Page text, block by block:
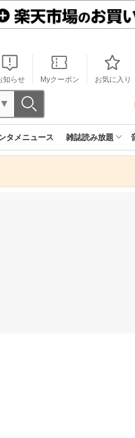
知らせ Myクーポン お気に入り
タメニュース 雑誌読み放題